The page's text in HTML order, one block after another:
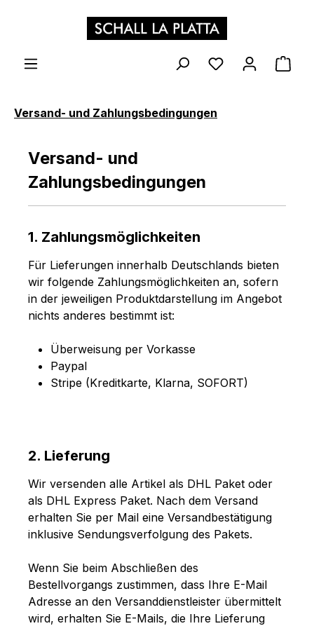
Zum Hauptinhalt springen
Versand- und Zahlungsbedingungen
Versand- und
Zahlungsbedingungen
1. Zahlungsmöglichkeiten
Für Lieferungen innerhalb Deutschlands bieten
wir folgende Zahlungsmöglichkeiten an, sofern
in der jeweiligen Produktdarstellung im Angebot
nichts anderes bestimmt ist:
Überweisung per Vorkasse
Paypal
Stripe (Kreditkarte, Klarna, SOFORT)
2. Lieferung
Wir versenden alle Artikel als DHL Paket oder
als DHL Express Paket. Nach dem Versand
erhalten Sie per Mail eine Versandbestätigung
inklusive Sendungsverfolgung des Pakets.
Wenn Sie beim Abschließen des
Bestellvorgangs zustimmen, dass Ihre E-Mail
Adresse an den Versanddienstleister übermittelt
wird, erhalten Sie E-Mails, die Ihre Lieferung